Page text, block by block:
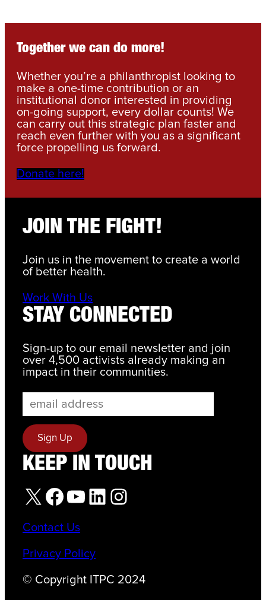
Together we can do more!
Whether you’re a philanthropist looking to
make a one-time contribution or an
institutional donor interested in providing
on-going support, every dollar counts! We
can carry out this strategic plan faster and
reach even further with you as a significant
force propelling us forward.
Donate here!
JOIN THE FIGHT!
Join us in the movement to create a world
of better health.
Work With Us
STAY CONNECTED
Sign-up to our email newsletter and join
over 4,500 activists already making an
impact in their communities.
KEEP IN TOUCH
X Facebook YouTube LinkedIn Instagram
Contact Us
Privacy Policy
© Copyright ITPC 2024